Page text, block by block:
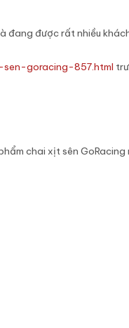
đang được rất nhiều
goracing-857.html
chai xịt sên GoRacing